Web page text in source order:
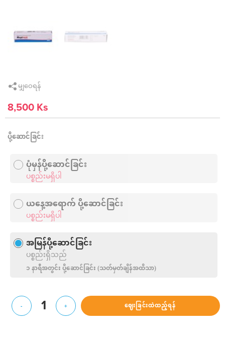
မျှဝေရန်
8,500 Ks
ပို့ဆောင်ခြင်း
ပုံမှန်ပို့ဆောင်ခြင်း
ပစ္စည်းမရှိပါ
ယနေ့အရောက် ပို့ဆောင်ခြင်း
ပစ္စည်းမရှိပါ
အမြန်ပို့ဆောင်ခြင်း
ပစ္စည်းရှိသည်
၁ နာရီအတွင်း ပို့‌ဆောင်ခြင်း (သတ်မှတ်ချိန်အထိသာ)
- 1 + ဈေးခြင်းထဲထည့်ရန်